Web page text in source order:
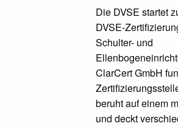
Die DVSE startet
DVSE-
Schulter- und
ClarCert GmbH
beruht auf einem
und deckt